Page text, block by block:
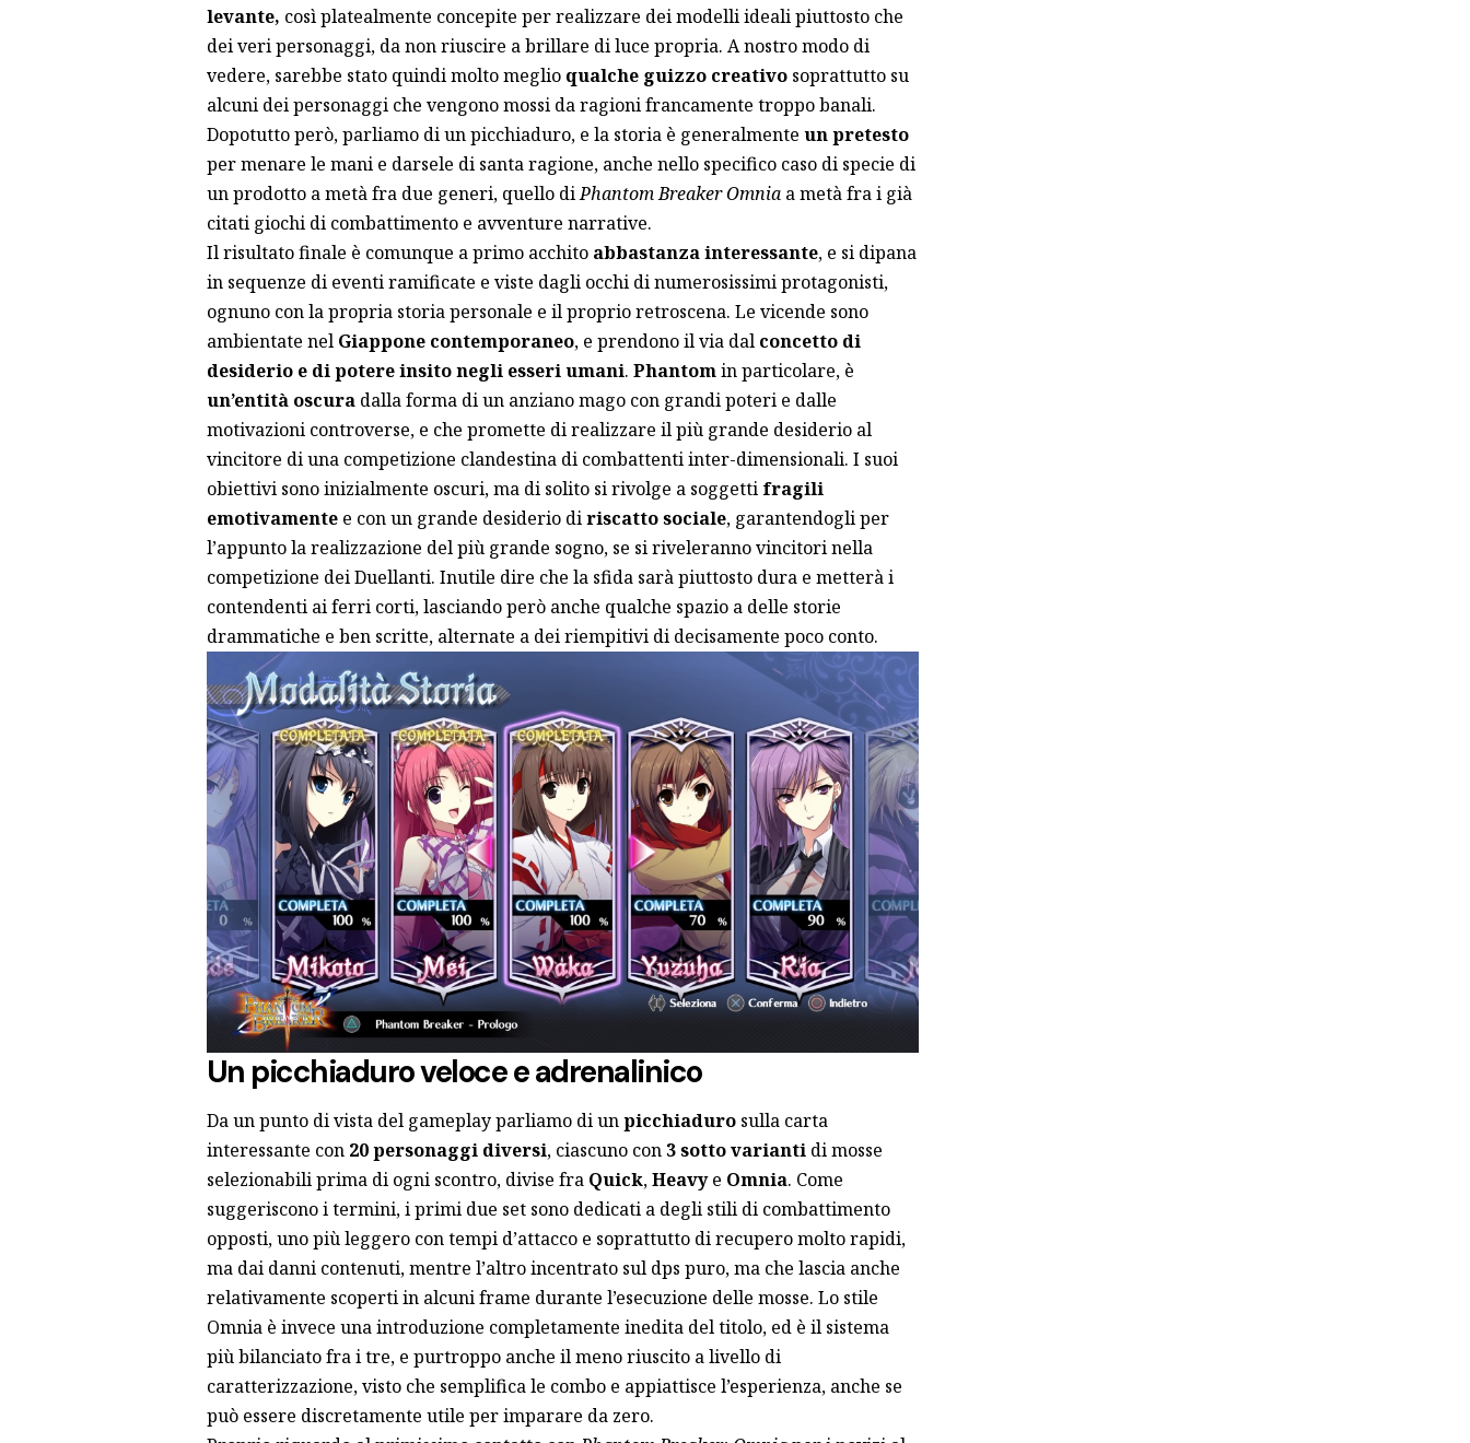
levante, così platealmente concepite per realizzare dei modelli ideali piuttosto che
dei veri personaggi, da non riuscire a brillare di luce propria. A nostro modo di
vedere, sarebbe stato quindi molto meglio qualche guizzo creativosoprattutto su
alcuni dei personaggi che vengono mossi da ragioni francamente troppo banali.
Dopotutto però, parliamo di un picchiaduro, e la storia è generalmente un pretesto
per menare le mani e darsele di santa ragione, anche nello specifico caso di specie di
un prodotto a metà fra due generi, quello diPhantom Breaker Omniaa metà fra i già
citati giochi di combattimento e avventure narrative.
Il risultato finale è comunque a primo acchito abbastanza interessante, e si dipana
in sequenze di eventi ramificate e viste dagli occhi di numerosissimi protagonisti,
ognuno con la propria storia personale e il proprio retroscena. Le vicende sono
ambientate nel Giappone contemporaneo, e prendono il via dal concetto di
desiderio e di potere insito negli esseri umani. Phantomin particolare, è
un’entità oscuradalla forma di un anziano mago con grandi poteri e dalle
motivazioni controverse, e che promette di realizzare il più grande desiderio al
vincitore di una competizione clandestina di combattenti inter-dimensionali. I suoi
obiettivi sono inizialmente oscuri, ma di solito si rivolge a soggetti fragili
emotivamentee con un grande desiderio diriscatto sociale, garantendogli per
l’appunto la realizzazione del più grande sogno, se si riveleranno vincitori nella
competizione dei Duellanti. Inutile dire che la sfida sarà piuttosto dura e metterà i
contendenti ai ferri corti, lasciando però anche qualche spazio a delle storie
drammatiche e ben scritte, alternate a dei riempitivi di decisamente poco conto.
Un picchiaduro veloce e adrenalinico
Da un punto di vista del gameplay parliamo di unpicchiadurosulla carta
interessante con 20personaggi diversi, ciascuno con 3 sotto variantidi mosse
selezionabili prima di ogni scontro, divise fra Quick,Heavye Omnia. Come
suggeriscono i termini, i primi due set sono dedicati a degli stili di combattimento
opposti, uno più leggero con tempi d’attacco e soprattutto di recupero molto rapidi,
ma dai danni contenuti, mentre l’altro incentrato sul dps puro, ma che lascia anche
relativamente scoperti in alcuni frame durante l’esecuzione delle mosse. Lo stile
Omnia è invece una introduzione completamente inedita del titolo, ed è il sistema
più bilanciato fra i tre, e purtroppo anche il meno riuscito a livello di
caratterizzazione, visto che semplifica le combo e appiattisce l’esperienza, anche se
può essere discretamente utile per imparare da zero.